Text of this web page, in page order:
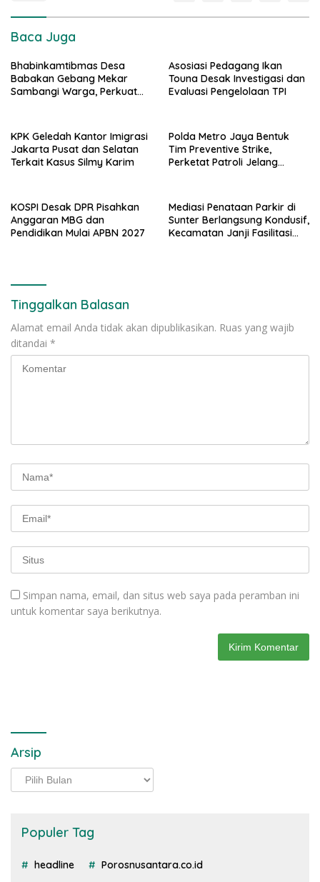
Baca Juga
Bhabinkamtibmas Desa
Babakan Gebang Mekar
Sambangi Warga, Perkuat
Asosiasi Pedagang Ikan
Touna Desak Investigasi dan
Evaluasi Pengelolaan TPI
KPK Geledah Kantor Imigrasi
Jakarta Pusat dan Selatan
Terkait Kasus Silmy Karim
Polda Metro Jaya Bentuk
Tim Preventive Strike,
Perketat Patroli Jelang
KOSPI Desak DPR Pisahkan
Anggaran MBG dan
Pendidikan Mulai APBN 2027
Mediasi Penataan Parkir di
Sunter Berlangsung Kondusif,
Kecamatan Janji Fasilitasi
Tinggalkan Balasan
Alamat email Anda tidak akan dipublikasikan. Ruas yang wajib
ditandai *
Simpan nama, email, dan situs web saya pada peramban ini
untuk komentar saya berikutnya.
Arsip
Arsip
Populer Tag
headline Porosnusantara.co.id